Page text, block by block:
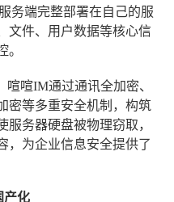
务端完整部署在自己的服
文件、用户数据等核心信
。
喧喧IM通过通讯全加密、
密等多重安全机制，构筑
务器硬盘被物理窃取，
，为企业信息安全提供了
产化